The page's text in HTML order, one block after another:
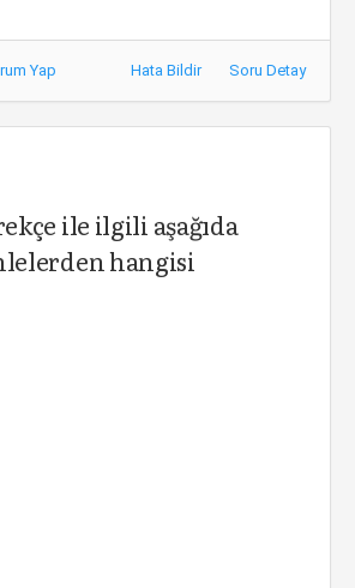
Yap Hata Bildir Soru Detay
ile ilgili aşağıda
hangisi